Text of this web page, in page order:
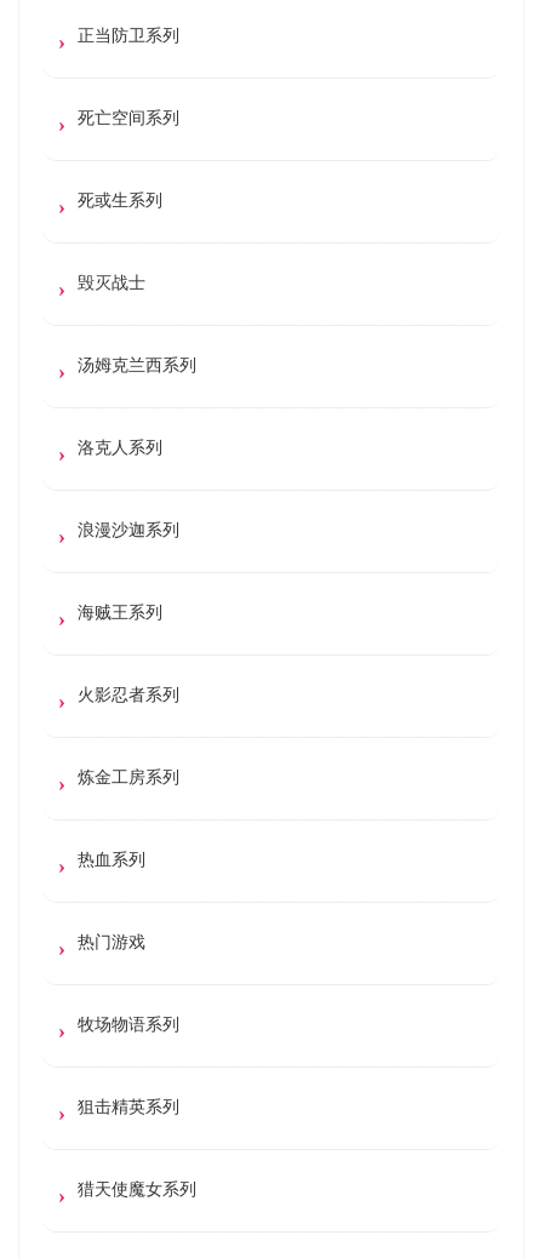
正当防卫系列
死亡空间系列
死或生系列
毁灭战士
汤姆克兰西系列
洛克人系列
浪漫沙迦系列
海贼王系列
火影忍者系列
炼金工房系列
热血系列
热门游戏
牧场物语系列
狙击精英系列
猎天使魔女系列